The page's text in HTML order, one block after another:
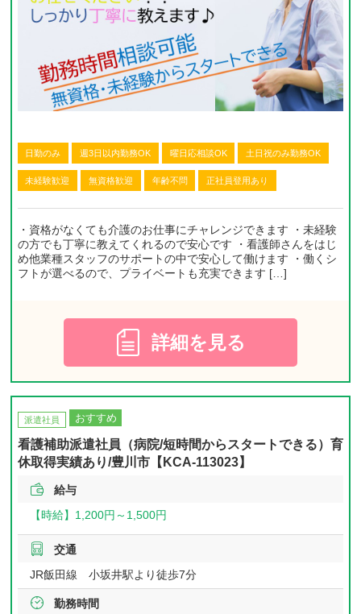
日勤のみ 週3日以内勤務OK 曜日応相談OK 土日祝のみ勤務OK
未経験歓迎 無資格歓迎 年齢不問 正社員登用あり
・資格がなくても介護のお仕事にチャレンジできます ・未経験
の方でも丁寧に教えてくれるので安心です ・看護師さんをはじ
め他業種スタッフのサポートの中で安心して働けます ・働くシ
フトが選べるので、プライベートも充実できます […]
詳細を見る
派遣社員 おすすめ
看護補助派遣社員（病院/短時間からスタートできる）育
休取得実績あり/豊川市【KCA-113023】
給与
【時給】 1,200円～ 1,500円
交通
JR飯田線 小坂井駅より徒歩7分
勤務時間